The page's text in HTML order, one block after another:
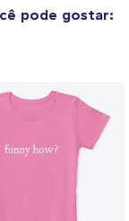
pode gostar: